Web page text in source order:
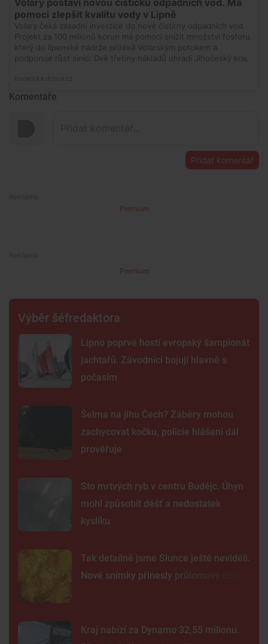
Komentáře
Přidat komentář
Premium
Premium
Výběr šéfredaktora
Lipno poprvé hostí evropský šampionát
jachtařů. Závodníci bojují hlavně s
počasím
Šelma na jihu Čech? Záběry mohou
zachycovat kočku, policie hlášení dál
prověřuje
Sto mrtvých ryb v centru Budějc. Úhyn
mohl způsobit déšť a nedostatek
kyslíku
Tak detailně jsme Slunce ještě neviděli.
Nové snímky přinesly průlomový objev
Kraj nabízí za Dynamo 32,55 milionu.